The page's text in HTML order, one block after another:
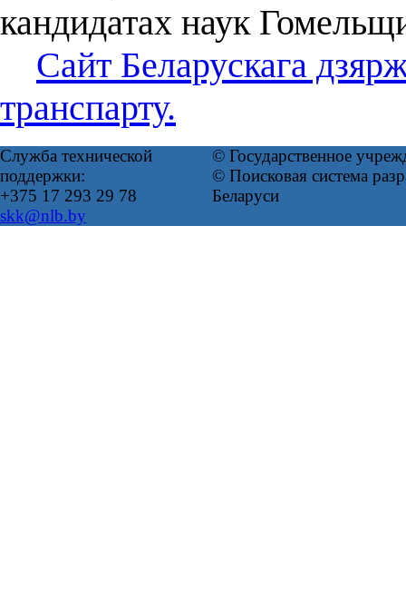
кандидатах наук
Сайт Беларускага
транспарту.
Служба технической
поддержки:
+375 17 293 29 78
skk@nlb.by
© Государственное
© Поисковая система
Беларуси